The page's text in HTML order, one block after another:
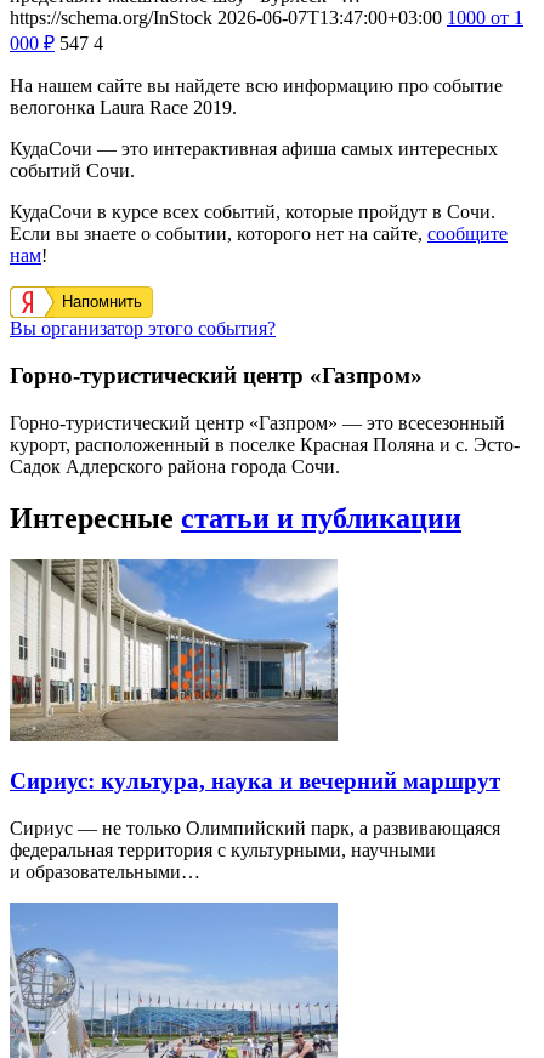
https://schema.org/InStock 2026-06-07T13:47:00+03:00 1000 от 1
000 ₽ 547 4
На нашем сайте вы найдете всю информацию про событие
велогонка Laura Race 2019.
КудаСочи — это интерактивная афиша самых интересных
событий Сочи.
КудаСочи в курсе всех событий, которые пройдут в Сочи.
Если вы знаете о событии, которого нет на сайте, сообщите
нам!
Напомнить
Вы организатор этого события?
Горно-туристический центр «Газпром»
Горно-туристический центр «Газпром» — это всесезонный
курорт, расположенный в поселке Красная Поляна и с. Эсто-
Садок Адлерского района города Сочи.
Интересные статьи и публикации
Сириус: культура, наука и вечерний маршрут
Сириус — не только Олимпийский парк, а развивающаяся
федеральная территория с культурными, научными
и образовательными…